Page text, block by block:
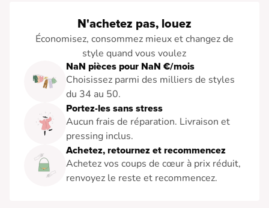
N'achetez pas, louez
Économisez, consommez mieux et changez de
style quand vous voulez
NaN pièces pour NaN €/mois
Choisissez parmi des milliers de styles
du 34 au 50.
Portez-les sans stress
Aucun frais de réparation. Livraison et
pressing inclus.
Achetez, retournez et recommencez
Achetez vos coups de cœur à prix réduit,
renvoyez le reste et recommencez.